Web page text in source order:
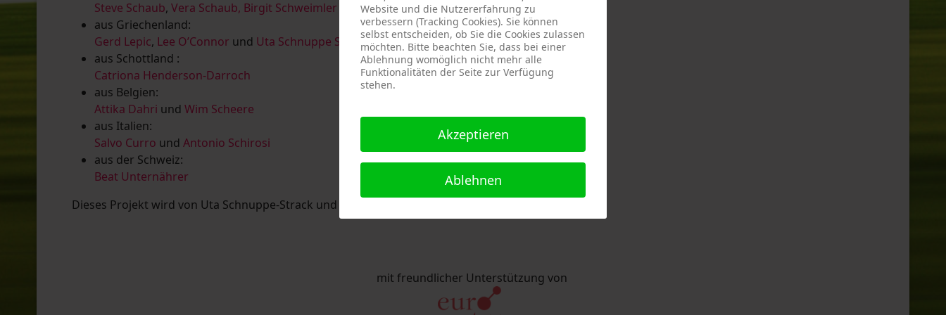
Steve Schaub, Vera Schaub, Birgit Schweimler & Serge DevadderundRolf Thärichen
aus Griechenland:
Gerd Lepic, Lee O’Connor und Uta Schnuppe Strack
aus Schottland :
Catriona Henderson-Darroch
aus Belgien:
Attika Dahri und Wim Scheere
aus Italien:
Salvo Curro und Antonio Schirosi
aus der Schweiz:
Beat Unternährer
Dieses Projekt wird von Uta Schnuppe-Strack und Eric Schaftlein organisiert.
mit freundlicher Unterstützung von
Website und die Nutzererfahrung zu
verbessern (Tracking Cookies). Sie können
selbst entscheiden, ob Sie die Cookies zulassen
möchten. Bitte beachten Sie, dass bei einer
Ablehnung womöglich nicht mehr alle
Funktionalitäten der Seite zur Verfügung
stehen.
Akzeptieren
Ablehnen